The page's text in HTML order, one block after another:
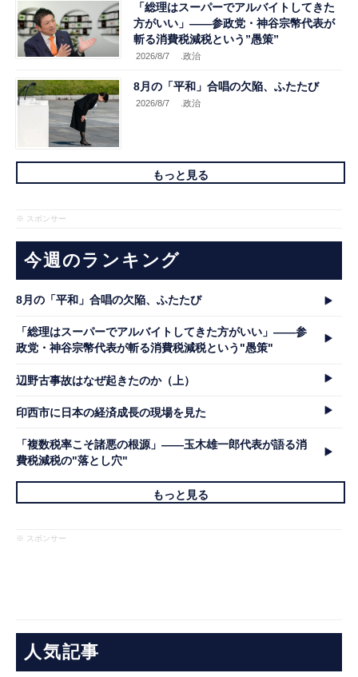
「総理はスーパーでアルバイトしてきた
方がいい」――参政党・神谷宗幣代表が
斬る消費税減税という”愚策”
2026/8/7 .政治
8月の「平和」合唱の欠陥、ふたたび
2026/8/7 .政治
もっと見る
※ スポンサー
今週のランキング
8月の「平和」合唱の欠陥、ふたたび
「総理はスーパーでアルバイトしてきた方がいい」――参
政党・神谷宗幣代表が斬る消費税減税という"愚策"
辺野古事故はなぜ起きたのか（上）
印西市に日本の経済成長の現場を見た
「複数税率こそ諸悪の根源」――玉木雄一郎代表が語る消
費税減税の"落とし穴"
もっと見る
※ スポンサー
人気記事